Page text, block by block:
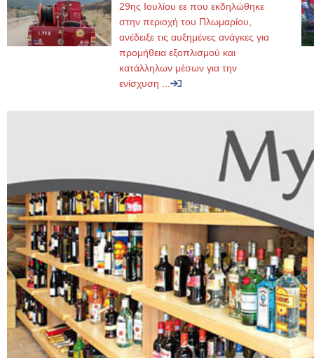
29ης Ιουλίου εε που εκδηλώθηκε
στην περιοχή του Πλωμαρίου,
ανέδειξε τις αυξημένες ανάγκες για
προμήθεια εξοπλισμού και
κατάλληλων μέσων για την
ενίσχυση ...